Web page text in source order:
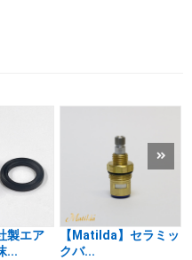
製エア
...
【Matilda】セラミッ
クバ...